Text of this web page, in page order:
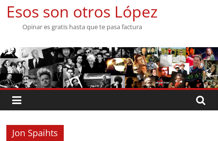
Saltar
contenido
Esos son otros López
Opinar es gratis hasta que te pasa factura
Jon Spaihts